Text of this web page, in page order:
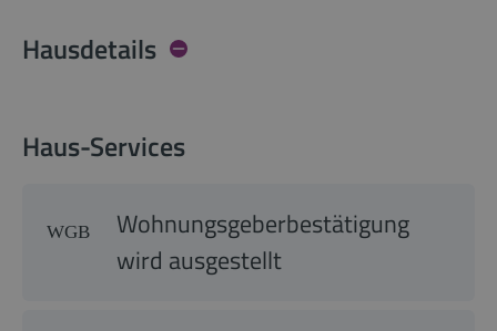
Hausdetails
Haus-Services
Wohnungsgeberbestätigung
wird ausgestellt